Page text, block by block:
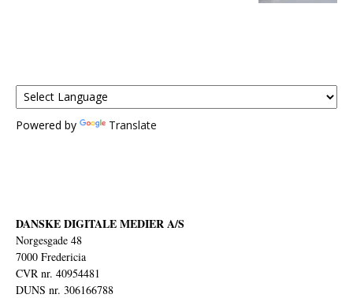
Powered by Translate
DANSKE DIGITALE MEDIER A/S
Norgesgade 48
7000 Fredericia
CVR nr. 40954481
DUNS nr. 306166788